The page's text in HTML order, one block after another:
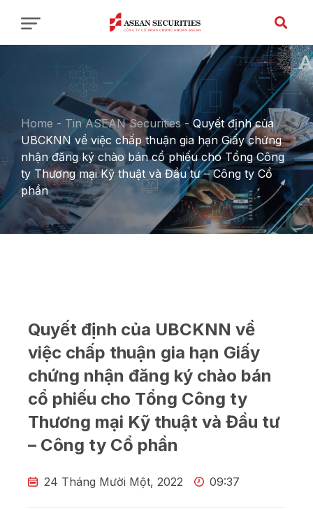
Home - Tin ASEAN Securities-Quyết định của
UBCKNN về việc chấp thuận gia hạn Giấy chứng
nhận đăng ký chào bán cổ phiếu cho Tổng Công
ty Thương mại Kỹ thuật và Đầu tư – Công ty Cổ
phần
Quyết định của UBCKNN về
việc chấp thuận gia hạn Giấy
chứng nhận đăng ký chào bán
cổ phiếu cho Tổng Công ty
Thương mại Kỹ thuật và Đầu tư
– Công ty Cổ phần
24 Tháng Mười Một, 2022 09:37